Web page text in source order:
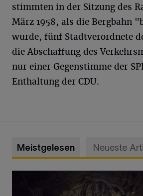
stimmten in der Sitzung des
März 1958, als die Bergbahn
wurde, fünf Stadtverordnete
die Abschaffung des
nur einer Gegenstimme der
Enthaltung der CDU.
Meistgelesen Neueste